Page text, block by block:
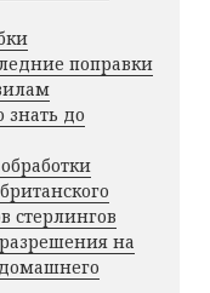
поправки
знать до
стерлингов
на